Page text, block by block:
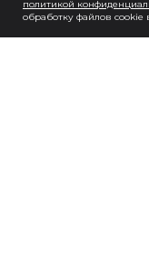
политикой
обработку файлов cookie